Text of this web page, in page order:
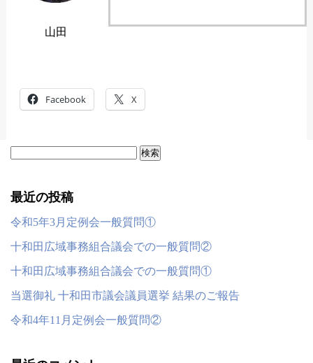
山田
Facebook X
最近の投稿
令和5年3月定例会一般質問①
十和田広域事務組合議会での一般質問②
十和田広域事務組合議会での一般質問①
当選御礼 十和田市議会議員選挙 結果のご報告
令和4年11月定例会一般質問②